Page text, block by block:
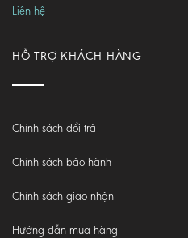
Liên hệ
HỖ TRỢ KHÁCH HÀNG
Chính sách đổi trả
Chính sách bảo hành
Chính sách giao nhận
Hướng dẫn mua hàng